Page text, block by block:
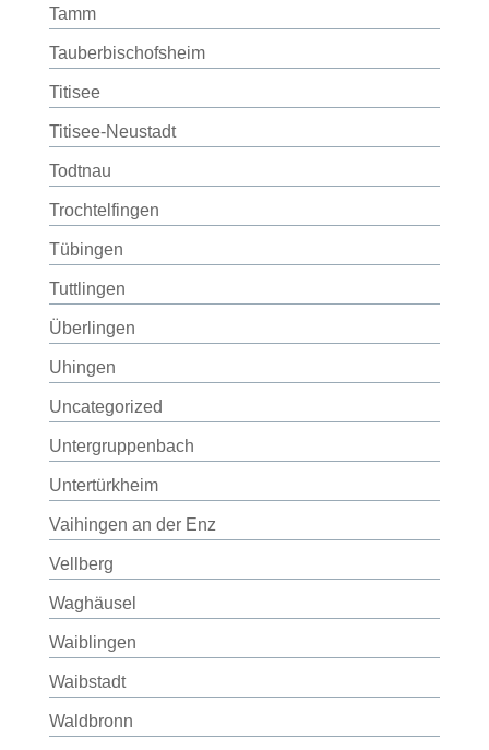
Tamm
Tauberbischofsheim
Titisee
Titisee-Neustadt
Todtnau
Trochtelfingen
Tübingen
Tuttlingen
Überlingen
Uhingen
Uncategorized
Untergruppenbach
Untertürkheim
Vaihingen an der Enz
Vellberg
Waghäusel
Waiblingen
Waibstadt
Waldbronn